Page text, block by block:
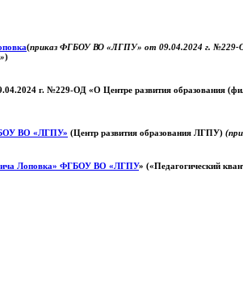
(приказ ФГБОУ ВО «ЛГПУ» от 09.04.2024 г. №229-ОД
)
г. №229-ОД «О Центре развития образования
ВО «ЛГПУ» (Центр развития образования ЛГПУ)
Лоповка» ФГБОУ ВО «ЛГПУ» («Педагогический